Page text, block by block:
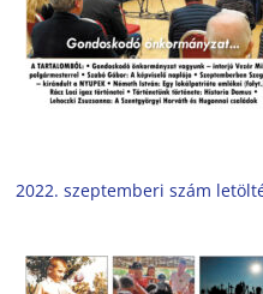
2022. szeptemberi szám